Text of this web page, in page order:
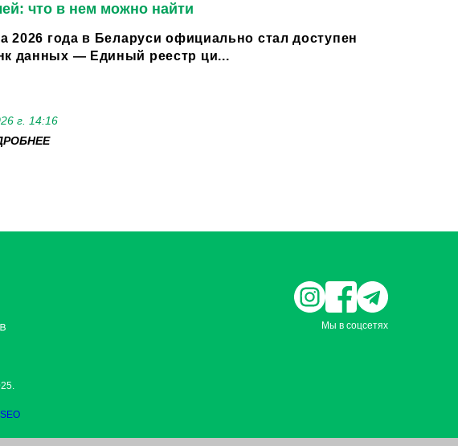
что в нем можно найти
2026 года в Беларуси официально стал доступен
данных — Единый реестр ци...
г. 14:16
Мы в соцсетях